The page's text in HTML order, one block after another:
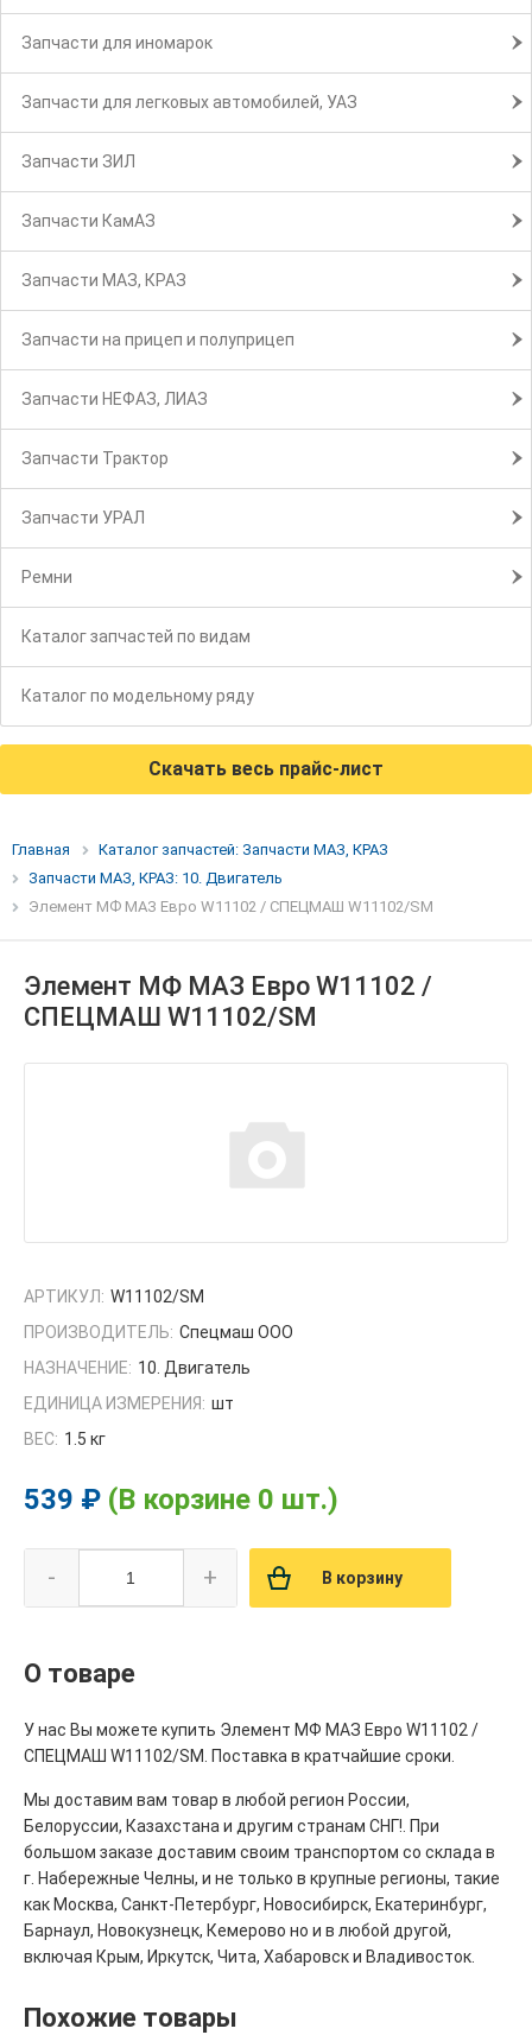
Запчасти для иномарок
Запчасти для легковых автомобилей, УАЗ
Запчасти ЗИЛ
Запчасти КамАЗ
Запчасти МАЗ, КРАЗ
Запчасти на прицеп и полуприцеп
Запчасти НЕФАЗ, ЛИАЗ
Запчасти Трактор
Запчасти УРАЛ
Ремни
Каталог запчастей по видам
Каталог по модельному ряду
Скачать весь прайс-лист
Главная
Каталог запчастей: Запчасти МАЗ, КРАЗ
Запчасти МАЗ, КРАЗ: 10. Двигатель
Элемент МФ МАЗ Евро W11102 / СПЕЦМАШ W11102/SM
Элемент МФ МАЗ Евро W11102 /
СПЕЦМАШ W11102/SM
АРТИКУЛ: W11102/SM
ПРОИЗВОДИТЕЛЬ: Спецмаш ООО
НАЗНАЧЕНИЕ: 10. Двигатель
ЕДИНИЦА ИЗМЕРЕНИЯ: шт
ВЕС: 1.5 кг
539 ₽ (В корзине 0 шт.)
- + В корзину
О товаре
У нас Вы можете купить Элемент МФ МАЗ Евро W11102 /
СПЕЦМАШ W11102/SM. Поставка в кратчайшие сроки.
Мы доставим вам товар в любой регион России,
Белоруссии, Казахстана и другим странам СНГ!. При
большом заказе доставим своим транспортом со склада в
г. Набережные Челны, и не только в крупные регионы, такие
как Москва, Санкт-Петербург, Новосибирск, Екатеринбург,
Барнаул, Новокузнецк, Кемерово но и в любой другой,
включая Крым, Иркутск, Чита, Хабаровск и Владивосток.
Похожие товары